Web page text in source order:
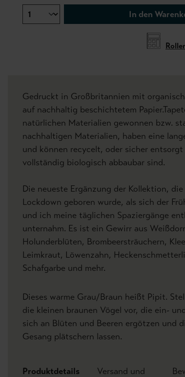
In den
Gedruckt in Großbritannien mit
auf nachhaltig beschichtetem
natürlichen Materialien gewonnen bzw.
nachhaltigen Materialien, haben eine
und können recycelt, oder sicher entsorgt
vollständig biologisch abbaubar sind.
Die neueste Ergänzung der Kollektion,
Lockdown geboren wurde, als sich der
und ich meine täglichen Spaziergänge
unternahm. Es ist ein Gewirr aus
Holunderblüten, Brombeersträuchern,
Leimkraut, Löwenzahn,
Schafgarbe und mehr.
Dieses warme Grau/Braun heißt Pipit.
die kleinen braunen Vögel vor, die ein-
sich an Blüten und Beeren ergötzen und
Gesang plätschern lassen.
Produktdetails
Versand und